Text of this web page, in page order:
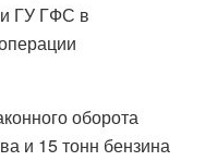
ГУ ГФС в
оборота
и 15 тонн бензина